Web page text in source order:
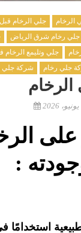
الرخام جلي الرخام
جلي رخام شرق الرياض
جلي وتليمع الرخام
جلي رخام شركة جلي
الرخام
على
: